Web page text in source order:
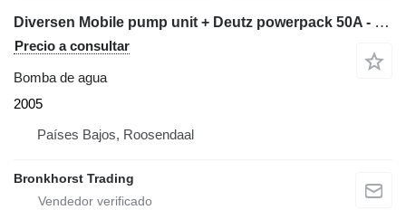
Diversen Mobile pump unit + Deutz powerpack 50A - 69.038
Precio a consultar
Bomba de agua
2005
Países Bajos, Roosendaal
Bronkhorst Trading